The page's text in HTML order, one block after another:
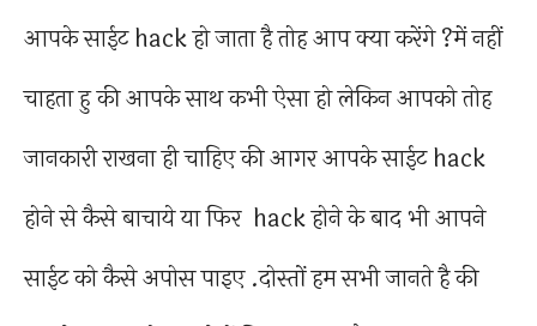
आपके साईट hack हो जाता है तोह आप क्या करेंगे ?में नहीं
चाहता हु की आपके साथ कभी ऐसा हो लेकिन आपको तोह
जानकारी राखना ही चाहिए की आगर आपके साईट hack
होने से कैसे बाचाये या फिर hack होने के बाद भी आपने
साईट को कैसे अपोस पाइए .दोस्तों हम सभी जानते है की